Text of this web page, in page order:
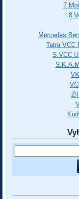
Mercedes
Tatra VCC
S.VCC